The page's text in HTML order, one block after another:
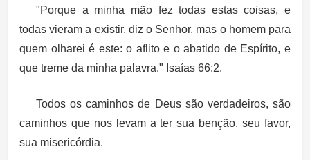
"Porque a minha mão fez todas estas coisas, e
todas vieram a existir, diz o Senhor, mas o homem para
quem olharei é este: o aflito e o abatido de Espírito, e
que treme da minha palavra." Isaías 66:2.
Todos os caminhos de Deus são verdadeiros, são
caminhos que nos levam a ter sua benção, seu favor,
sua misericórdia.